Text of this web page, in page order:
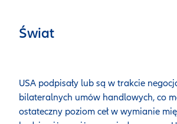
Świat
USA podpisały lub są w trakcie
bilateralnych umów handlowych, co
ostateczny poziom ceł w wymianie